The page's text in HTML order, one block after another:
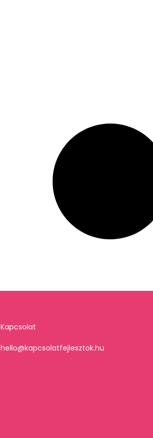
Kapcsolat
hello@kapcsolatfejlesztok.hu